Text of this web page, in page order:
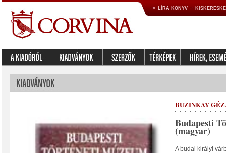
LÍRA KÖNYV
BUZINKAY
Budapesti
(magyar)
A budai királyi